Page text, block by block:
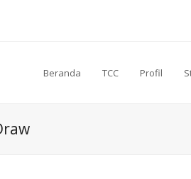
Beranda TCC Profil